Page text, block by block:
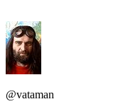
@vataman